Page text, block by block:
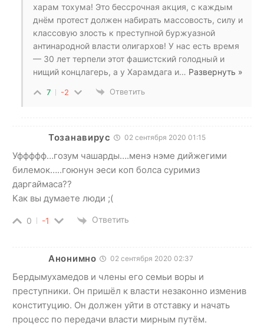
харам тохума! Это бессрочная акция, с каждым
днём протест должен набирать массовость, силу и
классовую злость к преступной буржуазной
антинародной власти олигархов! У нас есть время
— 30 лет терпели этот фашистский голодный и
нищий концлагерь, а у Харамдага и… Развернуть »
7 -2 Ответить
Тозанавирус 02 сентября 2020 01:15
Уффффф…гозум чашарды….менэ нэме дийжегими
билемок…..гоюнун эеси коп болса суримиз
даргаймаса??
Как вы думаете люди ;(
0 -1 Ответить
Анонимно 02 сентября 2020 02:37
Бердымухамедов и члены его семьи воры и
преступники. Он пришёл к власти незаконно изменив
конституцию. Он должен уйти в отставку и начать
процесс по передачи власти мирным путём.